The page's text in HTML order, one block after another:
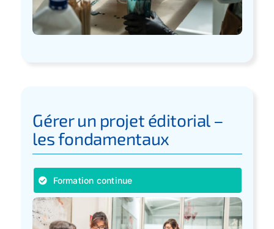
Gérer un projet éditorial –
les fondamentaux
Formation continue